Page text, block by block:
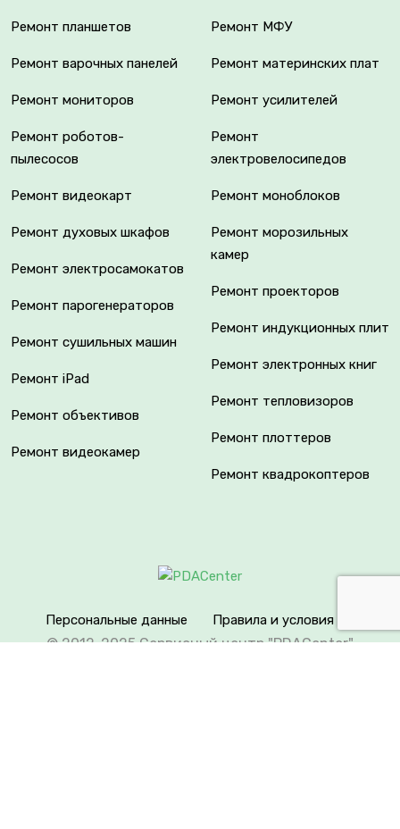
Ремонт планшетов
Ремонт варочных панелей
Ремонт мониторов
Ремонт роботов-
пылесосов
Ремонт видеокарт
Ремонт духовых шкафов
Ремонт электросамокатов
Ремонт парогенераторов
Ремонт сушильных машин
Ремонт iPad
Ремонт объективов
Ремонт видеокамер
Ремонт МФУ
Ремонт материнских плат
Ремонт усилителей
Ремонт
электровелосипедов
Ремонт моноблоков
Ремонт морозильных
камер
Ремонт проекторов
Ремонт индукционных плит
Ремонт электронных книг
Ремонт тепловизоров
Ремонт плоттеров
Ремонт квадрокоптеров
Персональные данные Правила и условия
© 2012-2025 Сервисный центр "PDACenter"